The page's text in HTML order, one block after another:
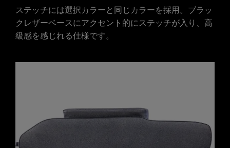
ステッチには選択カラーと同じカラーを採用。ブラッ
クレザーベースにアクセント的にステッチが入り、高
級感を感じれる仕様です。